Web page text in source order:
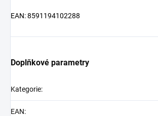
EAN: 8591194102288
Doplňkové parametry
Kategorie:
EAN: